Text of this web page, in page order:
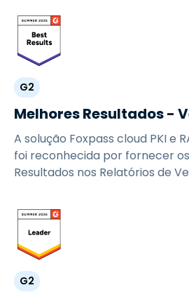
G2
Melhores Resultados -
A solução Foxpass cloud PKI e
foi reconhecida por fornecer
Resultados nos Relatórios de
G2